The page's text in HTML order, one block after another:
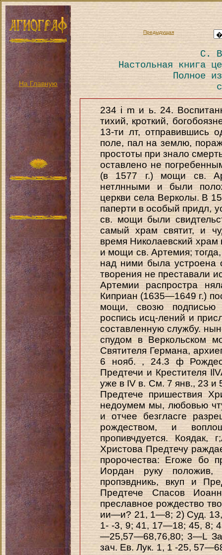
На Главную
Предыдущая
С.
Настольная книга
Полное
234 i m и ь. 24.
тихий, кроткий,
13-ти лт, отправившись
поле, пал на землю,
простоты при знало
оставлено не
(в 1577 г.) мощи св.
нетлнными и были
церкви села Верколы. В
паперти в особый придл,
св. мощи были
самый храм святит, и
время Николаевский храм
и мощи св. Артемия;
над ними была устроена
творения не преставали
Артемии распростра
Киприан (1635—1649 г.)
мощи, свозю подписью
роспись исц-лений и
составленную службу.
спудом в Веркольском
Святителя Германа,
6 нояб. , 24.3 ф
Предтечи и Крестителя
уже в IV в. См. 7 янв., 23 и
Предтече пришествия
недоумем мы, любовью
и отчее безгласге
рождеством, и
пропивчдуется.
Христова Предтечу
пророчества: Егоже бо
Иордан руку
пропэвдникь, вкуп и
Предтече Спасов
преславное рождество
ии—и? 21, 1—8; 2) Суд.
1- -3, 9; 41, 17—18; 45, 8;
—25,57—68,76,80; 3—L
зач. Ев. Лук. 1, 1 -25,